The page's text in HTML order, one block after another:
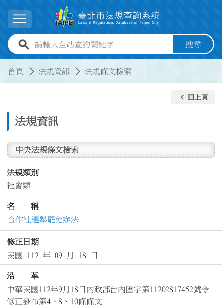
展開選單
全站查詢關鍵字欄位 搜尋
首頁 法規資訊 法規條文檢索
法規資訊
keyboard_arrow_left 回上頁
中央法規條文檢索
法規類別
社會類
名 稱
合作社選舉罷免辦法
修正日期
民國 112 年 09 月 18 日
沿 革
中華民國112年9月18日內政部台內團字第11202817452號令
修正發布第4、8、10條條文